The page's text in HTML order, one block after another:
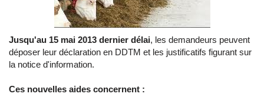
Jusqu'au 15 mai 2013 dernier délai, les demandeurs peuvent
déposer leur déclaration en DDTM et les justificatifs figurant sur
la notice d'information.
Ces nouvelles aides concernent :